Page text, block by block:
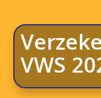
VWS